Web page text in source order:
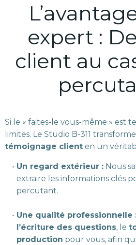
expert :
client au
Si le « faites-le vous-même » est
limites. Le Studio B-311
témoignage client en un
Un regard extérieur :Nous
extraire les informations clés
percutant.
Une qualité professionnelle
l’écriture des questions, le
production pour vous, afin